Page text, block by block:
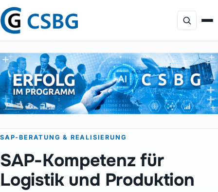
Focus
Dienstleistungen
KI-Beratung
Projekte
SAP-BERATUNG & REALISIERUNG
SAP-Kompetenz für
Logistik und Produktion